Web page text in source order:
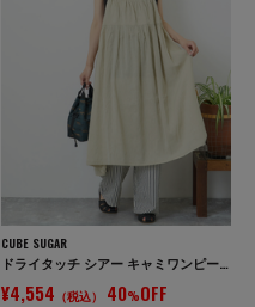
CUBE SUGAR
ドライタッチ シアー キャミワンピース
¥4,554 （税込） 40%OFF